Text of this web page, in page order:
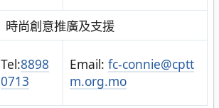
時尚創意推廣及支援
Tel:8898
0713
Email: fc-connie@cptt
m.org.mo